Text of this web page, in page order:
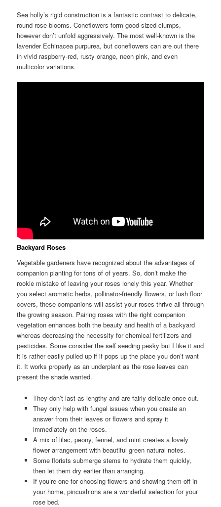
Sea holly’s rigid construction is a fantastic contrast to delicate,
round rose blooms. Coneflowers form good-sized clumps,
however don’t unfold aggressively. The most well-known is the
lavender Echinacea purpurea, but coneflowers can are out there
in vivid raspberry-red, rusty orange, neon pink, and even
multicolor variations.
Backyard Roses
Vegetable gardeners have recognized about the advantages of
companion planting for tons of of years. So, don’t make the
rookie mistake of leaving your roses lonely this year. Whether
you select aromatic herbs, pollinator-friendly flowers, or lush floor
covers, these companions will assist your roses thrive all through
the growing season. Pairing roses with the right companion
vegetation enhances both the beauty and health of a backyard
whereas decreasing the necessity for chemical fertilizers and
pesticides. Some consider the self seeding pesky but I like it and
it is rather easily pulled up if if pops up the place you don’t want
it. It works properly as an underplant as the rose leaves can
present the shade wanted.
They don’t last as lengthy and are fairly delicate once cut.
They only help with fungal issues when you create an
answer from their leaves or flowers and spray it
immediately on the roses.
A mix of lilac, peony, fennel, and mint creates a lovely
flower arrangement with beautiful green natural notes.
Some florists submerge stems to hydrate them quickly,
then let them dry earlier than arranging.
If you’re one for choosing flowers and showing them off in
your home, pincushions are a wonderful selection for your
rose bed.